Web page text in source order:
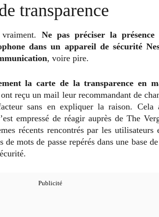
transparence
Ne pas préciser la présence
dans un appareil de sécurité
, voire pire.
la carte de la transparence en
reçu un mail leur recommandant de
sans en expliquer la raison.
empressé de réagir auprès de The
récents rencontrés par les
mots de passe repérés dans une base